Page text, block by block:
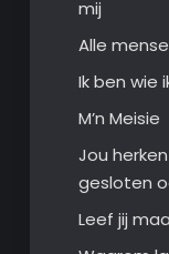
mij
Alle
Ik ben wie
M’n Meisie
Jou
gesloten
Leef jij